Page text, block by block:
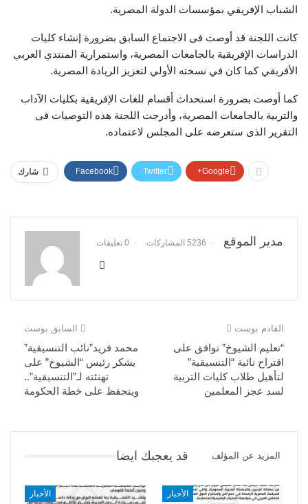
الشباب الإفريقي بمؤسسات الدولة المصرية.
كانت اللجنة قد أوصت فى الاجتماع السابق بضرورة إنشاء كليات
الدراسات الإفريقية بالجامعات المصرية، واستمرارية المنتدي العربي
الأفريقي كما كان في نسخته الأولي لتعزيز الريادة المصرية.
كما أوصت بضرورة استحداث أقسام للغات الإفريقية بكليات الآداب
والتربية بالجامعات المصرية، وأدرجت اللجنة هذه التوصيات فى
التقرير الذى ستعرضه على المجلس لاعتماده.
شارك Facebook Twitter Google+
مدير الموقع 5236 المشاركات 0 تعليقات
السابق بوست
محمد فريد”نائب التنسيقية”
يشكر رئيس “الشيوخ” على
تهنئته لـ”التنسيقية”..
ويتحفظ على خطة الحكومة
القادم بوست
“تعليم الشيوخ” توافق على
اقتراح نائبة “التنسيقية”
لتأهيل طلاب كليات التربية
لسد عجز المعلمين
قد يعجبك ايضا المزيد عن المؤلف
الأخبار الأخبار